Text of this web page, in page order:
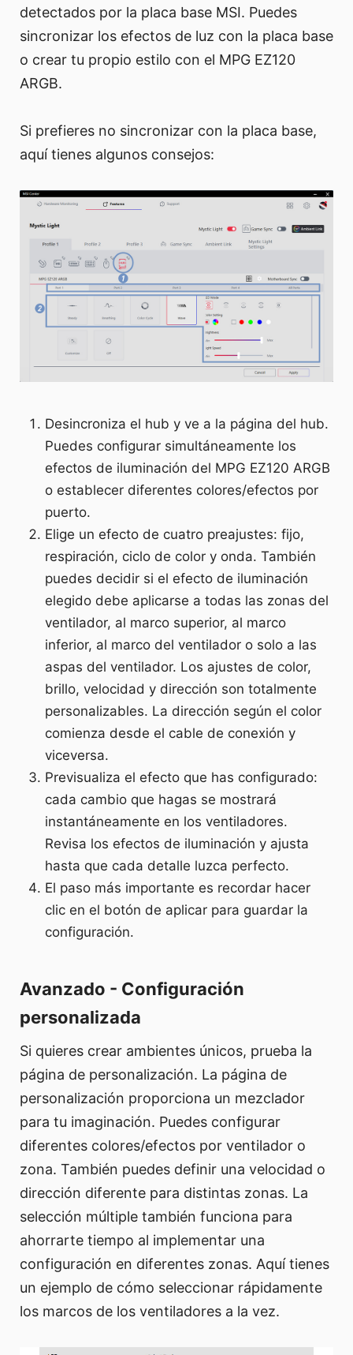
detectados por la placa base MSI. Puedes
sincronizar los efectos de luz con la placa base
o crear tu propio estilo con el MPG EZ120
ARGB.
Si prefieres no sincronizar con la placa base,
aquí tienes algunos consejos:
Desincroniza el hub y ve a la página del hub.
Puedes configurar simultáneamente los
efectos de iluminación del MPG EZ120 ARGB
o establecer diferentes colores/efectos por
puerto.
Elige un efecto de cuatro preajustes: fijo,
respiración, ciclo de color y onda. También
puedes decidir si el efecto de iluminación
elegido debe aplicarse a todas las zonas del
ventilador, al marco superior, al marco
inferior, al marco del ventilador o solo a las
aspas del ventilador. Los ajustes de color,
brillo, velocidad y dirección son totalmente
personalizables. La dirección según el color
comienza desde el cable de conexión y
viceversa.
Previsualiza el efecto que has configurado:
cada cambio que hagas se mostrará
instantáneamente en los ventiladores.
Revisa los efectos de iluminación y ajusta
hasta que cada detalle luzca perfecto.
El paso más importante es recordar hacer
clic en el botón de aplicar para guardar la
configuración.
Avanzado - Configuración
personalizada
Si quieres crear ambientes únicos, prueba la
página de personalización. La página de
personalización proporciona un mezclador
para tu imaginación. Puedes configurar
diferentes colores/efectos por ventilador o
zona. También puedes definir una velocidad o
dirección diferente para distintas zonas. La
selección múltiple también funciona para
ahorrarte tiempo al implementar una
configuración en diferentes zonas. Aquí tienes
un ejemplo de cómo seleccionar rápidamente
los marcos de los ventiladores a la vez.